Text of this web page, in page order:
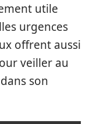
utile
urgences
offrent aussi
veiller au
son